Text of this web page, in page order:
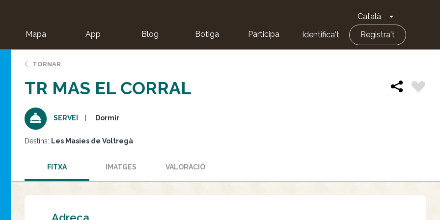
Català Toggle
Mapa App Blog Botiga Participa Identifica't Registra't
TORNAR
TR MAS EL CORRAL
SERVEI Dormir
Destins: Les Masies de Voltregà
FITXA IMATGES VALORACIÓ